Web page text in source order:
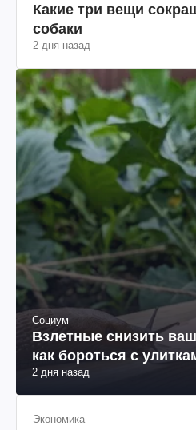
Какие три вещи
собаки
2 дня назад
Социум
Взлетные снизить
как бороться с
2 дня назад
Экономика